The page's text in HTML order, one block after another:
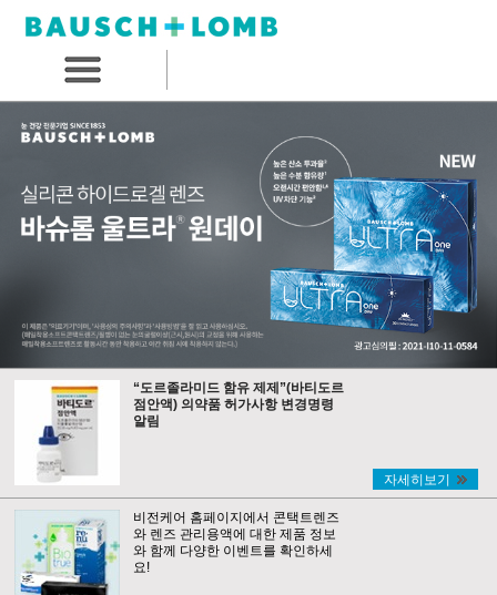
“도르졸라미드 함유 제제”(바티도르
점안액) 의약품 허가사항 변경명령
알림
자세히보기
비전케어 홈페이지에서 콘택트렌즈
와 렌즈 관리용액에 대한 제품 정보
와 함께 다양한 이벤트를 확인하세
요!